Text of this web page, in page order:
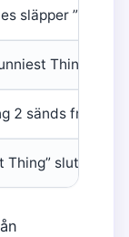
släpper ”Fire”
Thing”
2 sänds från
Thing” slutar på